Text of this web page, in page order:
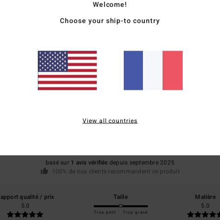
5.0
basé sur 1 avis vérifiés depuis septembre 2025
100% de nos clients recommandent ce produit
qualité / prix
5.0
Taille
Trop petit Trop grand
Matière
5.0
Welcome!
Choose your ship-to country
View all countries